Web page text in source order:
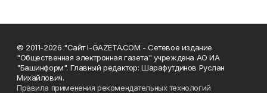
© 2011-2026 "Сайт I-GAZETA.COM - Сетевое издание
"Общественная электронная газета" учреждена АО ИА
"Башинформ". Главный редактор: Шарафутдинов Руслан
Михайлович.
Правила применения рекомендательных технологий